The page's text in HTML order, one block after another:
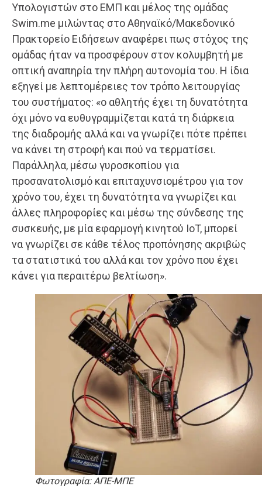
Υπολογιστών στο ΕΜΠ και μέλος της ομάδας
Swim.me μιλώντας στο Αθηναϊκό/Μακεδονικό
Πρακτορείο Ειδήσεων αναφέρει πως στόχος της
ομάδας ήταν να προσφέρουν στον κολυμβητή με
οπτική αναπηρία την πλήρη αυτονομία του. Η ίδια
εξηγεί με λεπτομέρειες τον τρόπο λειτουργίας
του συστήματος: «ο αθλητής έχει τη δυνατότητα
όχι μόνο να ευθυγραμμίζεται κατά τη διάρκεια
της διαδρομής αλλά και να γνωρίζει πότε πρέπει
να κάνει τη στροφή και πού να τερματίσει.
Παράλληλα, μέσω γυροσκοπίου για
προσανατολισμό και επιταχυνσιομέτρου για τον
χρόνο του, έχει τη δυνατότητα να γνωρίζει και
άλλες πληροφορίες και μέσω της σύνδεσης της
συσκευής, με μία εφαρμογή κινητού IoT, μπορεί
να γνωρίζει σε κάθε τέλος προπόνησης ακριβώς
τα στατιστικά του αλλά και τον χρόνο που έχει
κάνει για περαιτέρω βελτίωση».
Φωτογραφία: ΑΠΕ-ΜΠΕ